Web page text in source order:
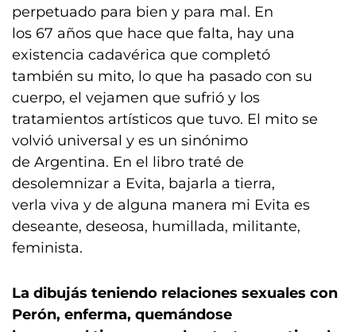
perpetuado para bien y para mal. En
los 67 años que hace que falta, hay una
existencia cadavérica que completó
también su mito, lo que ha pasado con su
cuerpo, el vejamen que sufrió y los
tratamientos artísticos que tuvo. El mito se
volvió universal y es un sinónimo
de Argentina. En el libro traté de
desolemnizar a Evita, bajarla a tierra,
verla viva y de alguna manera mi Evita es
deseante, deseosa, humillada, militante,
feminista.
La dibujás teniendo relaciones sexuales con
Perón, enferma, quemándose